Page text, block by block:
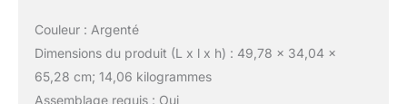
Couleur : Argenté
Dimensions du produit (L x l x h) : 49,78 x 34,04 x
65,28 cm; 14,06 kilogrammes
Assemblage requis : Oui